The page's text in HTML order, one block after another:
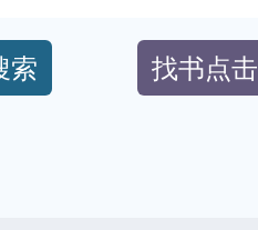
索 找书点击